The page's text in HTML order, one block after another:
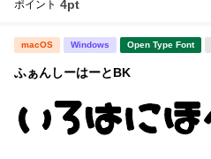
ポイント 4pt
macOS Windows Open Type Font
ふぁんしーはーとBK